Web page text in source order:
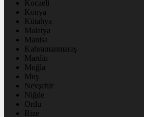
Kocaeli
Konya
Kütahya
Malatya
Manisa
Kahramanmaraş
Mardin
Muğla
Muş
Nevşehir
Niğde
Ordu
Rize